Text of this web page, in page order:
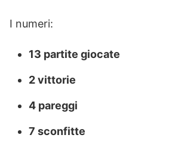
I numeri:
13 partite giocate
2 vittorie
4 pareggi
7 sconfitte